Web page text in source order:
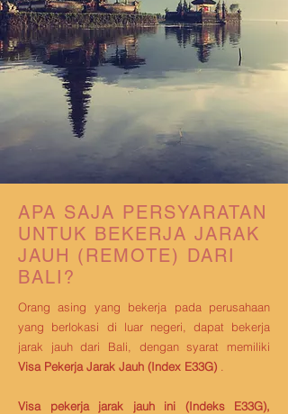
APA SAJA PERSYARATAN
UNTUK BEKERJA JARAK
JAUH (REMOTE) DARI
BALI?
Orang asing yang bekerja pada perusahaan
yang berlokasi di luar negeri,
dapat bekerja
jarak jauh dari Bali, dengan syarat memiliki
Visa Pekerja Jarak Jauh (Index E33G)
Visa pekerja jarak jauh ini (Indeks E33G),